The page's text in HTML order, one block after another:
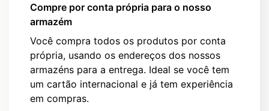
Compre por conta própria para o nosso
armazém
Você compra todos os produtos por conta
própria, usando os endereços dos nossos
armazéns para a entrega. Ideal se você tem
um cartão internacional e já tem experiência
em compras.